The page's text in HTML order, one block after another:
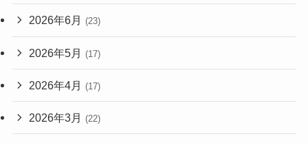
2026年6月 (23)
2026年5月 (17)
2026年4月 (17)
2026年3月 (22)